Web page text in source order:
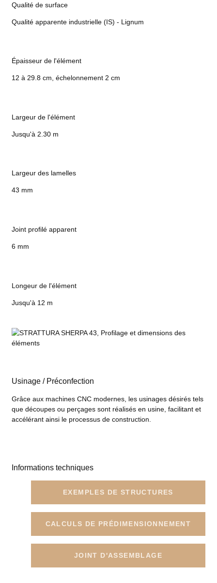
Qualité de surface
Qualité apparente industrielle (IS) - Lignum
Épaisseur de l'élément
12 à 29.8 cm, échelonnement 2 cm
Largeur de l'élément
Jusqu'à 2.30 m
Largeur des lamelles
43 mm
Joint profilé apparent
6 mm
Longeur de l'élément
Jusqu'à 12 m
Usinage / Préconfection
Grâce aux machines CNC modernes, les usinages désirés tels
que découpes ou perçages sont réalisés en usine, facilitant et
accélérant ainsi le processus de construction.
Informations techniques
EXEMPLES DE STRUCTURES
CALCULS DE PRÉDIMENSIONNEMENT
JOINT D'ASSEMBLAGE